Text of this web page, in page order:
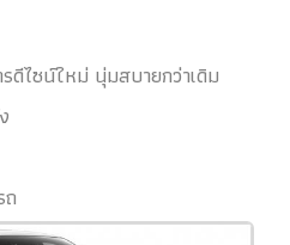
ดีไซน์ใหม่ นุ่มสบายกว่าเดิม